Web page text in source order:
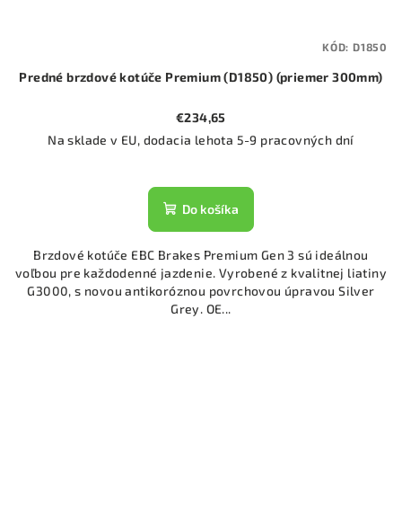
Predné brzdové kotúče Premium (D1850) (priemer 300mm)
€234,65
Na sklade v EU, dodacia lehota 5-9 pracovných dní
Do košíka
Brzdové kotúče EBC Brakes Premium Gen 3 sú ideálnou
voľbou pre každodenné jazdenie. Vyrobené z kvalitnej liatiny
G3000, s novou antikoróznou povrchovou úpravou Silver
Grey. OE...
KÓD: D1850